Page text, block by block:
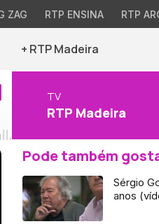
ZAG RTP ENSINA RTP
+ RTP Madeira
TV
RTP Madeira
Pode também
Sérgio
anos